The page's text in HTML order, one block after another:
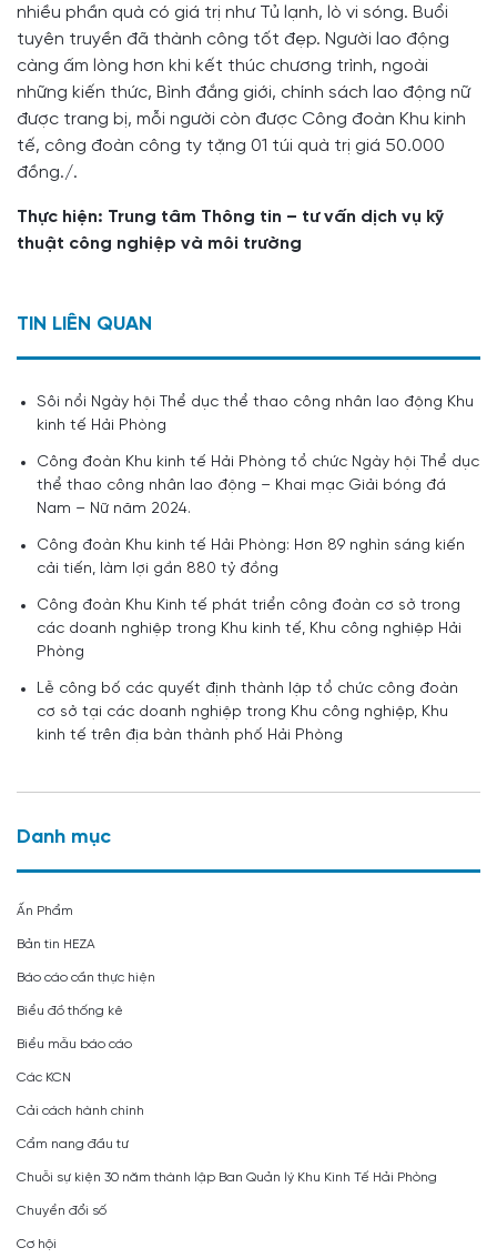
nhiều phần quà có giá trị như Tủ lạnh, lò vi sóng. Buổi
tuyên truyền đã thành công tốt đẹp. Người lao động
càng ấm lòng hơn khi kết thúc chương trình, ngoài
những kiến thức, Bình đắng giới, chính sách lao động nữ
được trang bị, mỗi người còn được Công đoàn Khu kinh
tế, công đoàn công ty tặng 01 túi quà trị giá 50.000
đồng./.
Thực hiện: Trung tâm Thông tin – tư vấn dịch vụ kỹ
thuật công nghiệp và môi trường
TIN LIÊN QUAN
Sôi nổi Ngày hội Thể dục thể thao công nhân lao động Khu
kinh tế Hải Phòng
Công đoàn Khu kinh tế Hải Phòng tổ chức Ngày hội Thể dục
thể thao công nhân lao động – Khai mạc Giải bóng đá
Nam – Nữ năm 2024.
Công đoàn Khu kinh tế Hải Phòng: Hơn 89 nghìn sáng kiến
cải tiến, làm lợi gần 880 tỷ đồng
Công đoàn Khu Kinh tế phát triển công đoàn cơ sở trong
các doanh nghiệp trong Khu kinh tế, Khu công nghiệp Hải
Phòng
Lễ công bố các quyết định thành lập tổ chức công đoàn
cơ sở tại các doanh nghiệp trong Khu công nghiệp, Khu
kinh tế trên địa bàn thành phố Hải Phòng
Danh mục
Ấn Phẩm
Bản tin HEZA
Báo cáo cần thực hiện
Biểu đồ thống kê
Biểu mẫu báo cáo
Các KCN
Cải cách hành chính
Cẩm nang đầu tư
Chuỗi sự kiện 30 năm thành lập Ban Quản lý Khu Kinh Tế Hải Phòng
Chuyển đổi số
Cơ hội